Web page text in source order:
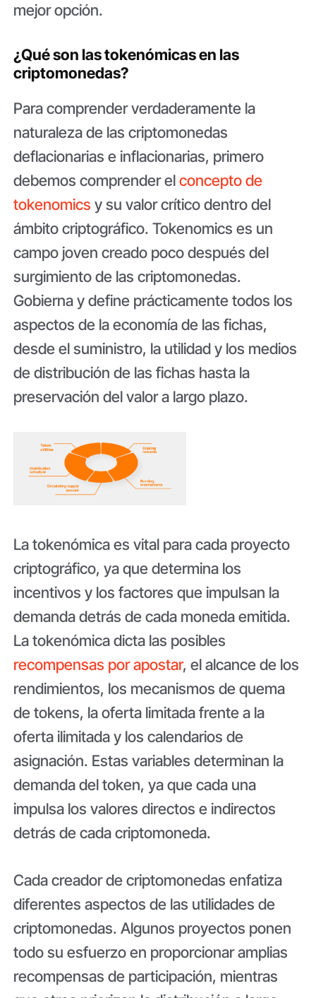
mejor opción.
¿Qué son las tokenómicas en las
criptomonedas?
Para comprender verdaderamente la
naturaleza de las criptomonedas
deflacionarias e inflacionarias, primero
debemos comprender elconcepto de
tokenomics y su valor crítico dentro del
ámbito criptográfico. Tokenomics es un
campo joven creado poco después del
surgimiento de las criptomonedas.
Gobierna y define prácticamente todos los
aspectos de la economía de las fichas,
desde el suministro, la utilidad y los medios
de distribución de las fichas hasta la
preservación del valor a largo plazo.
La tokenómica es vital para cada proyecto
criptográfico, ya que determina los
incentivos y los factores que impulsan la
demanda detrás de cada moneda emitida.
La tokenómica dicta las posibles
recompensas por apostar, el alcance de los
rendimientos, los mecanismos de quema
de tokens, la oferta limitada frente a la
oferta ilimitada y los calendarios de
asignación. Estas variables determinan la
demanda del token, ya que cada una
impulsa los valores directos e indirectos
detrás de cada criptomoneda.
Cada creador de criptomonedas enfatiza
diferentes aspectos de las utilidades de
criptomonedas. Algunos proyectos ponen
todo su esfuerzo en proporcionar amplias
recompensas de participación, mientras